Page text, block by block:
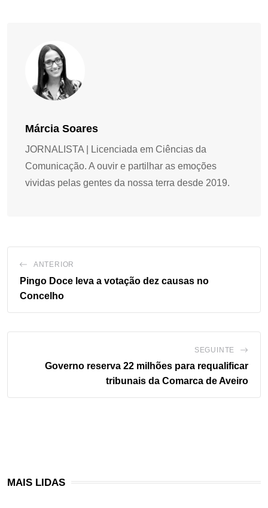
Márcia Soares
JORNALISTA | Licenciada em Ciências da
Comunicação. A ouvir e partilhar as emoções
vividas pelas gentes da nossa terra desde 2019.
ANTERIOR
Pingo Doce leva a votação dez causas no
Concelho
SEGUINTE
Governo reserva 22 milhões para requalificar
tribunais da Comarca de Aveiro
MAIS LIDAS